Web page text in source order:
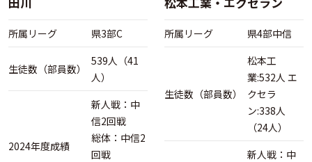
所属リーグ 県3部C
生徒数（部員数）
539人（41
人）
2024年度成績
新人戦：中
信2回戦
総体：中信2
回戦
所属リーグ 県4部中信
生徒数（部員数）
松本工
業:532人 エ
クセラ
ン:338人
（24人）
新人戦：中